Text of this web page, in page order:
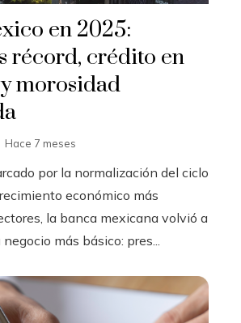
en 2025:
récord, crédito en
morosidad
Hace 7 meses
por la normalización del ciclo
económico más
la banca mexicana volvió a
más básico: pres...